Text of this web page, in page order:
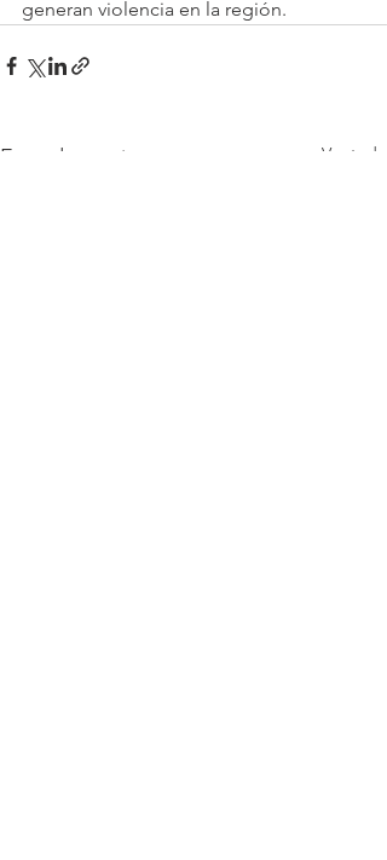
generan violencia en la región.
Entradas recientes Ver todo